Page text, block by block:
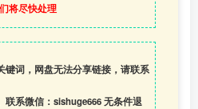
将尽快处理
键词，网盘无法分享链接，请联系
联系微信：sishuge666 无条件退